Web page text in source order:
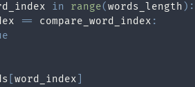
in range(words_length ) :
== compare_word_index :
word_index